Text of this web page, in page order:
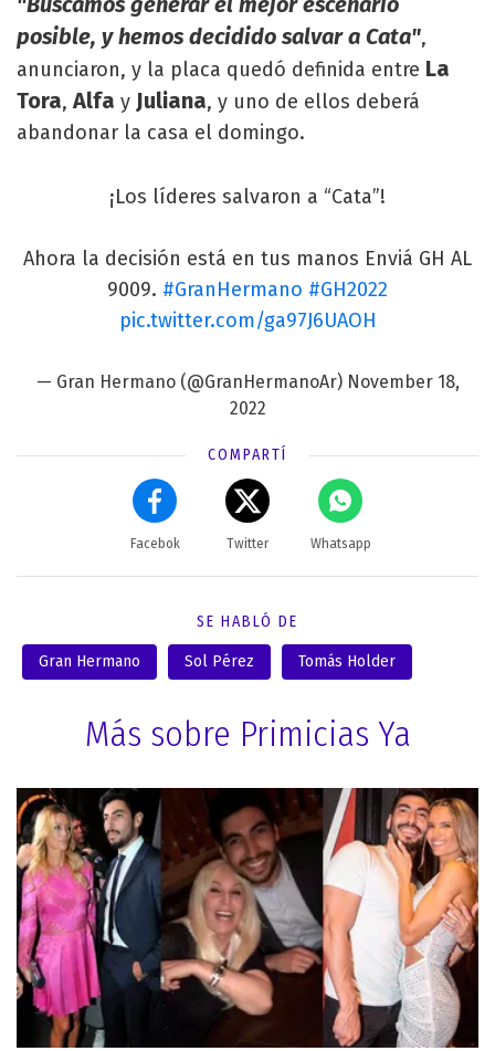
posible, y hemos decidido salvar a Cata",
anunciaron, y la placa quedó definida entre La
Tora,Alfa y Juliana, y uno de ellos deberá
abandonar la casa el domingo.
¡Los líderes salvaron a “Cata”!
Ahora la decisión está en tus manos Enviá GH AL
9009. #GranHermano #GH2022
pic.twitter.com/ga97J6UAOH
— Gran Hermano (@GranHermanoAr) November 18,
2022
COMPARTÍ
Facebok Twitter Whatsapp
SE HABLÓ DE
Gran Hermano Sol Pérez Tomás Holder
Más sobre Primicias Ya